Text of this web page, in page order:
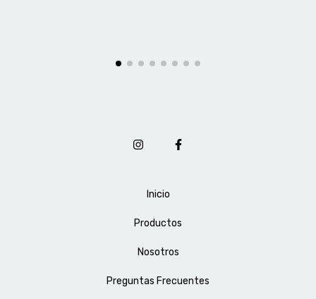
Inicio
Productos
Nosotros
Preguntas Frecuentes